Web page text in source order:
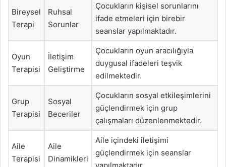
Bireysel
Terapi
Ruhsal
Sorunlar
Çocukların kişisel sorunlarını
ifade etmeleri için birebir
seanslar yapılmaktadır.
Oyun
Terapisi
İletişim
Geliştirme
Çocukların oyun aracılığıyla
duygusal ifadeleri teşvik
edilmektedir.
Grup
Terapisi
Sosyal
Beceriler
Çocukların sosyal etkileşimlerini
güçlendirmek için grup
çalışmaları düzenlenmektedir.
Aile
Terapisi
Aile
Dinamikleri
Aile içindeki iletişimi
güçlendirmek için seanslar
yapılmaktadır.